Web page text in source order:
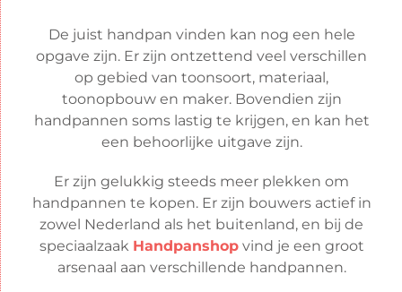
De juist handpan vinden kan nog een hele
opgave zijn. Er zijn ontzettend veel verschillen
op gebied van toonsoort, materiaal,
toonopbouw en maker. Bovendien zijn
handpannen soms lastig te krijgen, en kan het
een behoorlijke uitgave zijn.
Er zijn gelukkig steeds meer plekken om
handpannen te kopen. Er zijn bouwers actief in
zowel Nederland als het buitenland, en bij de
speciaalzaak Handpanshopvind je een groot
arsenaal aan verschillende handpannen.